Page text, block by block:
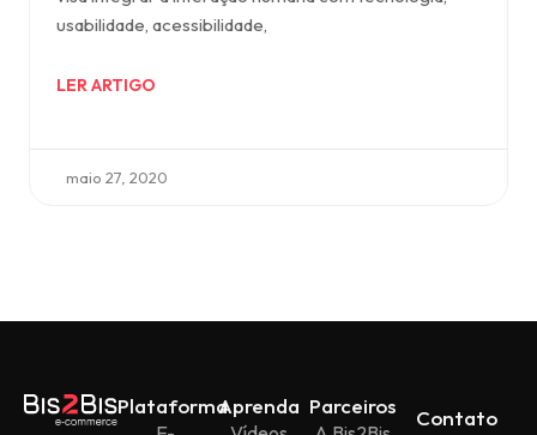
usabilidade, acessibilidade,
LER ARTIGO
maio 27, 2020
PlataformaAprenda Parceiros Contato